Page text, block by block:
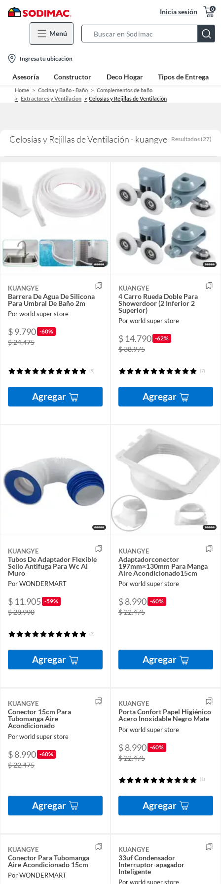
Inicia sesión 0
Menú
Bar
location-
icon
Ingresa tu ubicación
Asesoría Constructor Deco Hogar Tipos de Entrega
Home Cocina y Baño - Baño
Complementos de baño
Extractores y Ventilacion
Celosías y Rejillas de Ventilación
Celosías y Rejillas de Ventilación - kuangye Resultados (27)
KUANGYE
Barrera De Agua De Silicona
Para Umbral De Baño 2m
Por world super store
$ 9.790 -60%
$ 24.475
(9)
Agregar
KUANGYE
4 Carro Rueda Doble Para
Showerdoor (2 Inferior 2
Superior)
Por world super store
$ 14.790 -62%
$ 38.975
(7)
Agregar
KUANGYE
Tubos De Adaptador Flexible
Sello Antifuga Para Wc Al
Muro
Por WONDERMART
$ 11.905 -59%
$ 28.990
(3)
Agregar
KUANGYE
Adaptadorconector
197mm×130mm Para Manga
Aire Acondicionado15cm
Por world super store
$ 8.990 -60%
$ 22.475
Agregar
KUANGYE
Conector 15cm Para
Tubomanga Aire
Acondicionado
Por world super store
$ 8.990 -60%
$ 22.475
Agregar
KUANGYE
Porta Confort Papel Higiénico
Acero Inoxidable Negro Mate
Por world super store
$ 8.990 -60%
$ 22.475
(1)
Agregar
KUANGYE
Conector Para Tubomanga
Aire Acondicionado 15cm
Por WONDERMART
KUANGYE
33uf Condensador
Interruptor-apagador
Inteligente
Por world super store